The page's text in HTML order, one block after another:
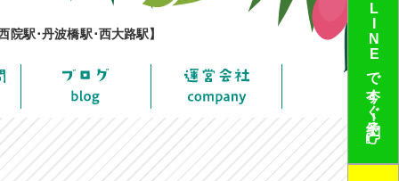
駅･丹波橋駅･西大路駅】 LINEで今すぐ予約!